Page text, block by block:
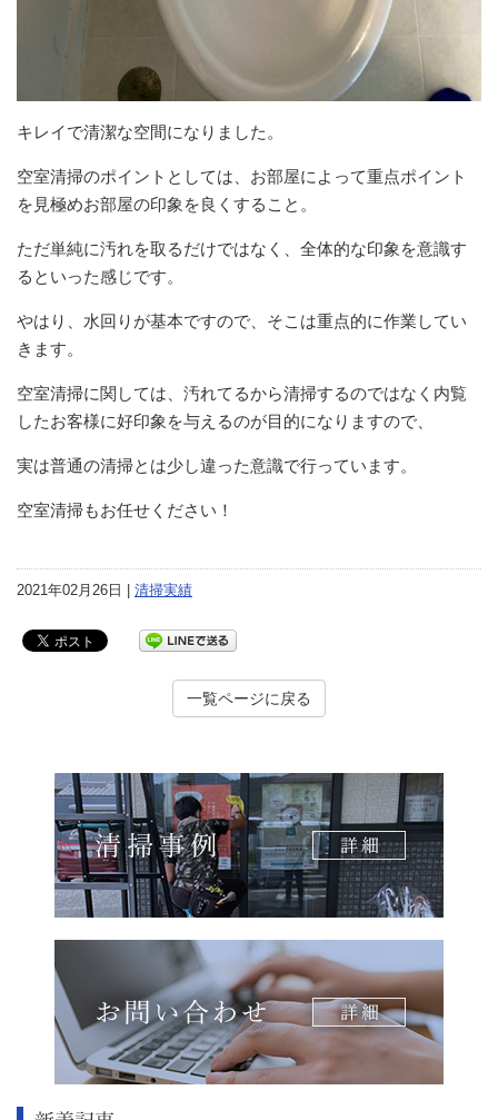
キレイで清潔な空間になりました。
空室清掃のポイントとしては、お部屋によって重点ポイント
を見極めお部屋の印象を良くすること。
ただ単純に汚れを取るだけではなく、全体的な印象を意識す
るといった感じです。
やはり、水回りが基本ですので、そこは重点的に作業してい
きます。
空室清掃に関しては、汚れてるから清掃するのではなく内覧
したお客様に好印象を与えるのが目的になりますので、
実は普通の清掃とは少し違った意識で行っています。
空室清掃もお任せください！
2021年02月26日 | 清掃実績
一覧ページに戻る